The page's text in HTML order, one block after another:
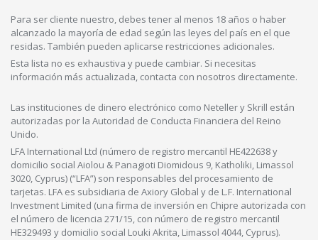
Para ser cliente nuestro, debes tener al menos 18 años o haber
alcanzado la mayoría de edad según las leyes del país en el que
residas. También pueden aplicarse restricciones adicionales.
Esta lista no es exhaustiva y puede cambiar. Si necesitas
información más actualizada, contacta con nosotros directamente.
Las instituciones de dinero electrónico como Neteller y Skrill están
autorizadas por la Autoridad de Conducta Financiera del Reino
Unido.
LFA International Ltd (número de registro mercantil HE422638 y
domicilio social Aiolou & Panagioti Diomidous 9, Katholiki, Limassol
3020, Cyprus) (“LFA”) son responsables del procesamiento de
tarjetas. LFA es subsidiaria de Axiory Global y de L.F. International
Investment Limited (una firma de inversión en Chipre autorizada con
el número de licencia 271/15, con número de registro mercantil
HE329493 y domicilio social Louki Akrita, Limassol 4044, Cyprus).